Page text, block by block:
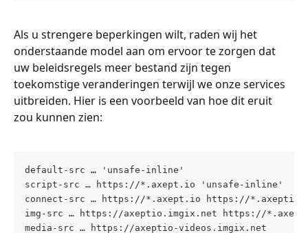
Als u strengere beperkingen wilt, raden wij het
onderstaande model aan om ervoor te zorgen dat
uw beleidsregels meer bestand zijn tegen
toekomstige veranderingen terwijl we onze services
uitbreiden. Hier is een voorbeeld van hoe dit eruit
zou kunnen zien:
default-src … 'unsafe-inline'
script-src … https://*.axept.io 'unsafe-inline'
connect-src … https://*.axept.io https://
img-src … https://axeptio.imgix.net https://
media-src … https://axeptio-videos.imgix.net